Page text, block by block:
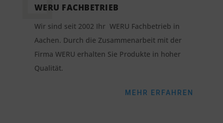
WERU FACHBETRIEB
Wir sind seit 2002 Ihr WERU Fachbetrieb in
Aachen. Durch die Zusammenarbeit mit der
Firma WERU erhalten Sie Produkte in hoher
Qualität.
MEHR ERFAHREN